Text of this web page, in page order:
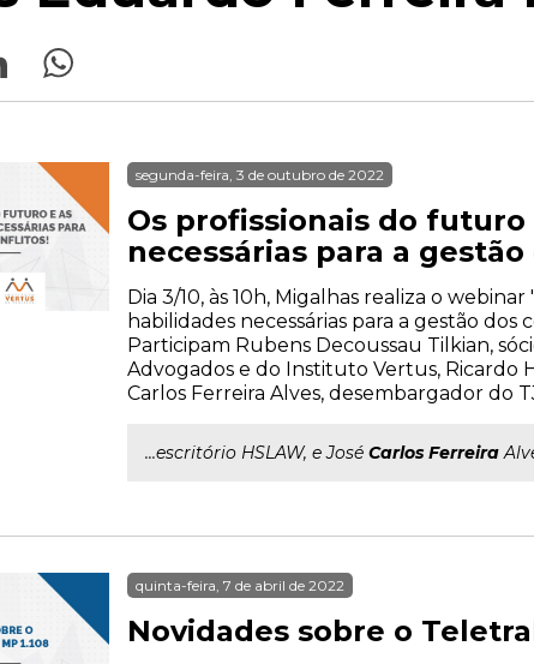
segunda-feira, 3 de outubro de 2022
Os profissionais do
necessárias para a
Dia 3/10, às 10h, Migalhas realiza o
habilidades necessárias para a gestão
Participam Rubens Decoussau Tilkian,
Advogados e do Instituto Vertus, Ricardo
Carlos Ferreira Alves, desembargador do
...escritório HSLAW, e José Carlos Ferreira
quinta-feira, 7 de abril de 2022
Novidades sobre o